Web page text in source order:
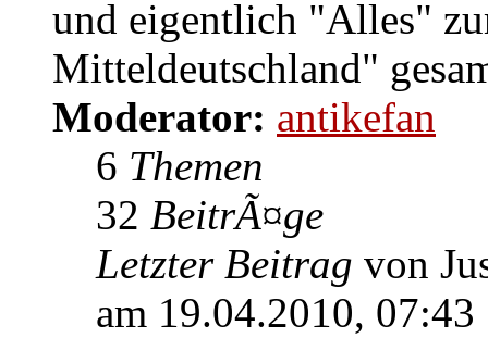
und eigentlich "Alles"
Mitteldeutschland"
Moderator: antikefan
6 Themen
32 BeitrÃ¤ge
Letzter Beitrag von
am 19.04.2010, 07:43